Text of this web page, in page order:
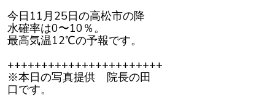
今日11月25日の高松市の降
水確率は0〜10％。
最高気温12℃の予報です。
+++++++++++++++++++++++
※本日の写真提供 院長の田
口です。